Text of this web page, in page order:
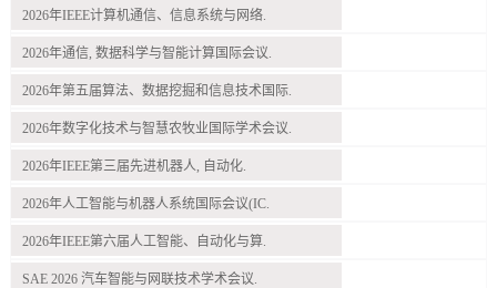
2026年IEEE计算机通信、信息系统与网络.
2026年通信, 数据科学与智能计算国际会议.
2026年第五届算法、数据挖掘和信息技术国际.
2026年数字化技术与智慧农牧业国际学术会议.
2026年IEEE第三届先进机器人, 自动化.
2026年人工智能与机器人系统国际会议(IC.
2026年IEEE第六届人工智能、自动化与算.
SAE 2026 汽车智能与网联技术学术会议.